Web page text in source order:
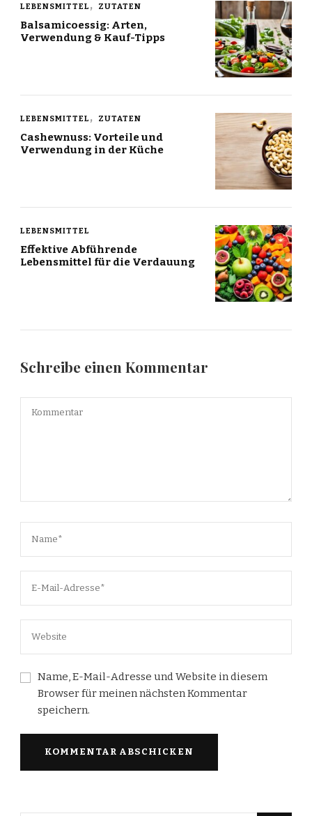
LEBENSMITTEL ZUTATEN
Balsamicoessig: Arten,
Verwendung & Kauf-Tipps
LEBENSMITTEL ZUTATEN
Cashewnuss: Vorteile und
Verwendung in der Küche
LEBENSMITTEL
Effektive Abführende
Lebensmittel für die Verdauung
Schreibe einen Kommentar
Name, E-Mail-Adresse und Website in diesem
Browser für meinen nächsten Kommentar
speichern.